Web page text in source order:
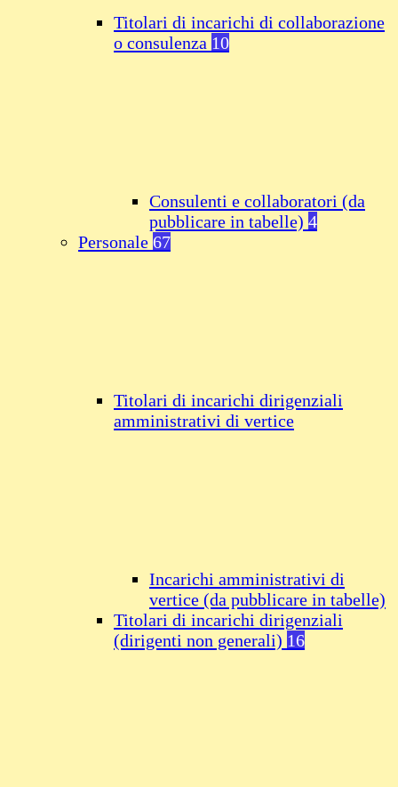
Titolari di incarichi di collaborazione
o consulenza 10
Consulenti e collaboratori (da
pubblicare in tabelle) 4
Personale 67
Titolari di incarichi dirigenziali
amministrativi di vertice
Incarichi amministrativi di
vertice (da pubblicare in tabelle)
Titolari di incarichi dirigenziali
(dirigenti non generali) 16